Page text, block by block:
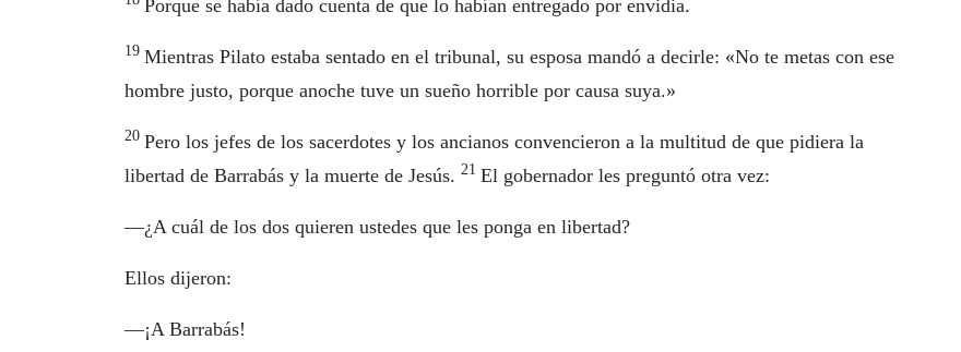
Porque se había dado cuenta de que lo habían entregado por envidia.
19 Mientras Pilato estaba sentado en el tribunal, su esposa mandó a decirle: «No te metas con ese
hombre justo, porque anoche tuve un sueño horrible por causa suya.»
20 Pero los jefes de los sacerdotes y los ancianos convencieron a la multitud de que pidiera la
libertad de Barrabás y la muerte de Jesús. 21 El gobernador les preguntó otra vez:
—¿A cuál de los dos quieren ustedes que les ponga en libertad?
Ellos dijeron:
—¡A Barrabás!